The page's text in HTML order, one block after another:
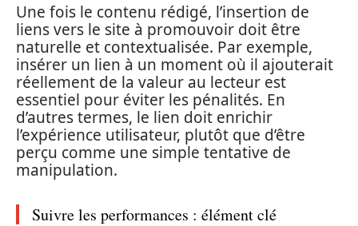
Une fois le contenu rédigé, l’insertion de
liens vers le site à promouvoir doit être
naturelle et contextualisée. Par exemple,
insérer un lien à un moment où il ajouterait
réellement de la valeur au lecteur est
essentiel pour éviter les pénalités. En
d’autres termes, le lien doit enrichir
l’expérience utilisateur, plutôt que d’être
perçu comme une simple tentative de
manipulation.
Suivre les performances : élément clé